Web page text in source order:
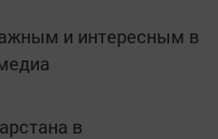
и интересным в
в